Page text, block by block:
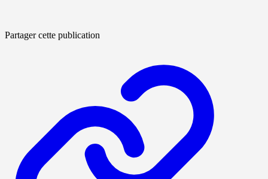
Partager cette publication